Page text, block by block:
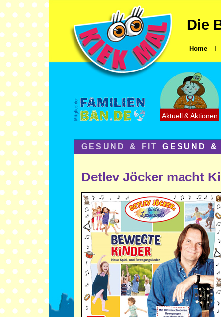
Die
Home ǀ
Aktuell & Aktionen
GESUND & FIT GESUND
Detlev Jöcker macht